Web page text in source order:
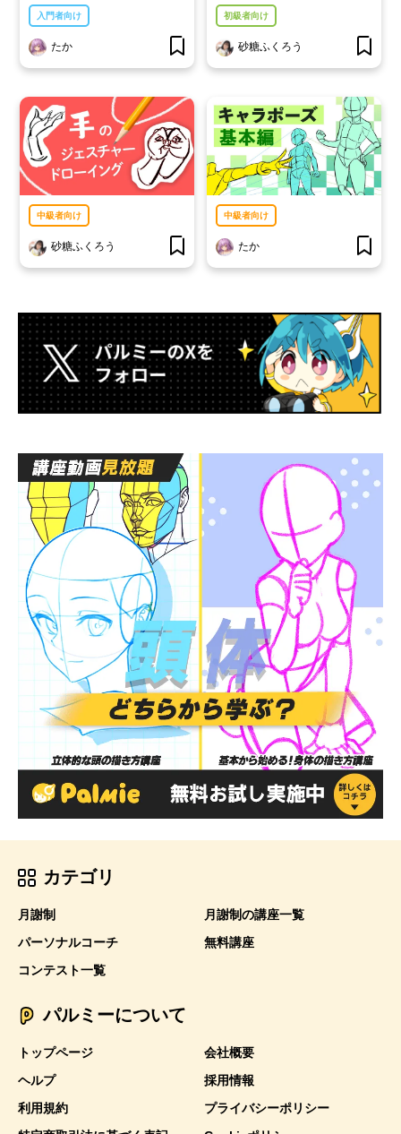
入門者向け
たか
初級者向け
砂糖ふくろう
中級者向け
砂糖ふくろう
中級者向け
たか
カテゴリ
月謝制
月謝制の講座一覧
パーソナルコーチ
無料講座
コンテスト一覧
パルミーについて
トップページ
会社概要
ヘルプ
採用情報
利用規約
プライバシーポリシー